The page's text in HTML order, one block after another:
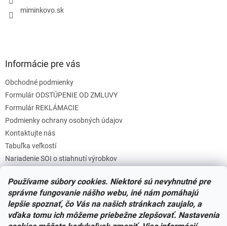
Používame súbory cookies. Niektoré sú nevyhnutné pre
správne fungovanie nášho webu, iné nám pomáhajú
lepšie spoznať, čo Vás na našich stránkach zaujalo, a
vďaka tomu ich môžeme priebežne zlepšovať. Nastavenia
miminkovo.sk
Informácie pre vás
Obchodné podmienky
Formulár ODSTÚPENIE OD ZMLUVY
Formulár REKLÁMACIE
Podmienky ochrany osobných údajov
Kontaktujte nás
Tabuľka veľkostí
Nariadenie SOI o stiahnutí výrobkov
Zásady súborov COOKIES
Facebook